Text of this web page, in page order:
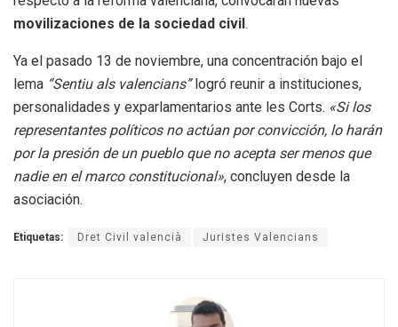
movilizaciones de la sociedad civil.
Ya el pasado 13 de noviembre, una concentración bajo el
lema “Sentiu als valencians”logró reunir a instituciones,
personalidades y exparlamentarios ante les Corts. «Si los
representantes políticos no actúan por convicción, lo harán
por la presión de un pueblo que no acepta ser menos que
nadie en el marco constitucional», concluyen desde la
asociación.
Etiquetas: Dret Civil valencià Juristes Valencians